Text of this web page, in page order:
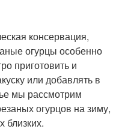
консервация,
огурцы особенно
приготовить и
или добавлять в
мы рассмотрим
огурцов на зиму,
близких.